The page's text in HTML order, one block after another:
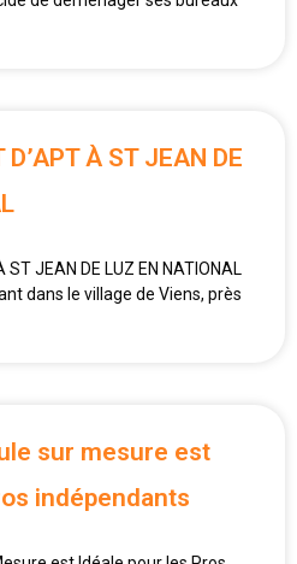
À ST JEAN DE
ST JEAN DE LUZ EN NATIONAL
dans le village de Viens, près
sur mesure est
indépendants